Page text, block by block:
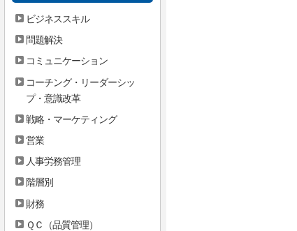
ビジネススキル
問題解決
コミュニケーション
コーチング・リーダーシッ
プ・意識改革
戦略・マーケティング
営業
人事労務管理
階層別
財務
ＱＣ（品質管理）